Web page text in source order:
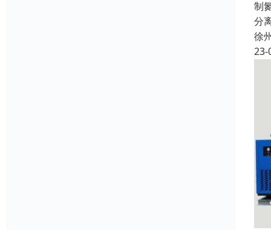
制
分
徐
23-